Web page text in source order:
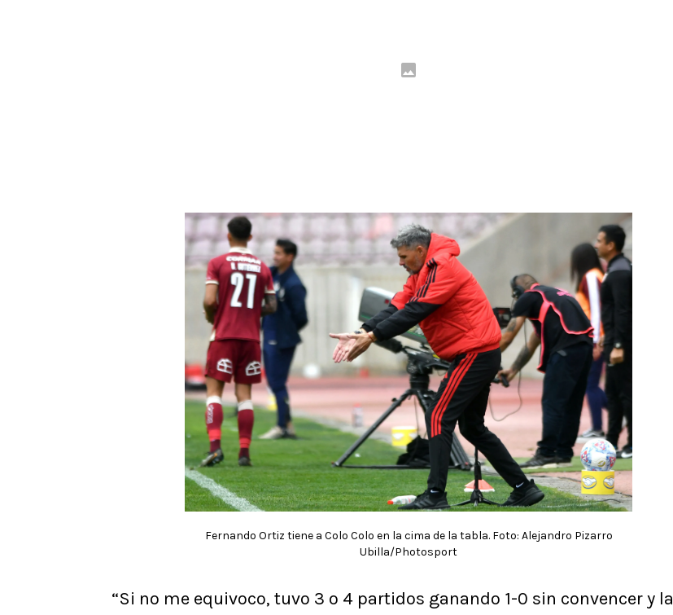
Fernando Ortiz tiene a Colo Colo en la cima de la tabla. Foto: Alejandro Pizarro
Ubilla/Photosport
“Si no me equivoco, tuvo 3 o 4 partidos ganando 1-0 sin convencer y la